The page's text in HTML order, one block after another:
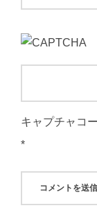
キャプチャコ
*